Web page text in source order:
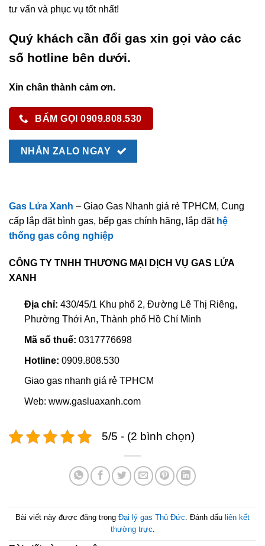
tư vấn và phục vụ tốt nhất!
Quý khách cần đổi gas xin gọi vào các
số hotline bên dưới.
Xin chân thành cảm ơn.
BẤM GỌI 0909.808.530
NHẮN ZALO NGAY
Gas Lửa Xanh – Giao Gas Nhanh giá rẻ TPHCM, Cung
cấp lắp đặt bình gas, bếp gas chính hãng, lắp đặt hệ
thống gas công nghiệp
CÔNG TY TNHH THƯƠNG MẠI DỊCH VỤ GAS LỬA
XANH
Địa chỉ: 430/45/1 Khu phố 2, Đường Lê Thị Riêng,
Phường Thới An, Thành phố Hồ Chí Minh
Mã số thuế: 0317776698
Hotline: 0909.808.530
Giao gas nhanh giá rẻ TPHCM
Web: www.gasluaxanh.com
5/5 - (2 bình chọn)
Bài viết này được đăng trong Đại lý gas Thủ Đức. Đánh dấu liên kết
thường trực.